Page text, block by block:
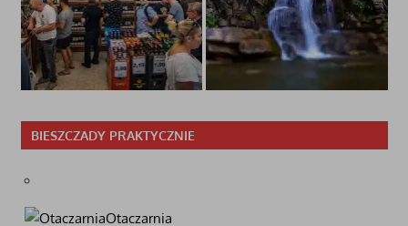
BIESZCZADY PRAKTYCZNIE
Otaczarnia